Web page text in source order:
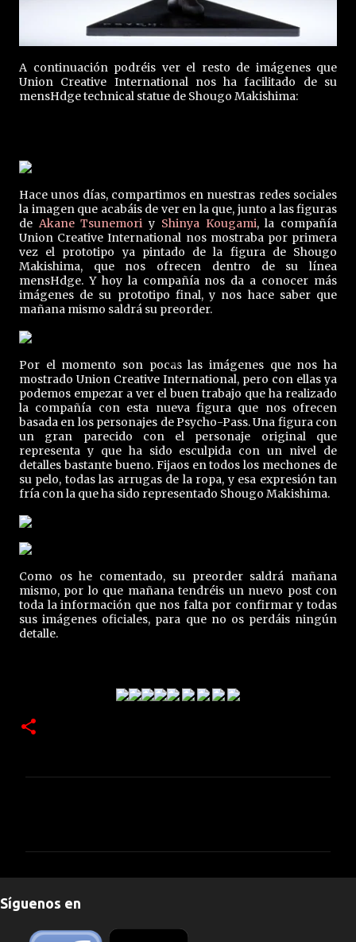
A continuación podréis ver el resto de imágenes que
Union Creative International nos ha facilitado de su
mensHdge technical statue de Shougo Makishima:
Hace unos días, compartimos en nuestras redes sociales
la imagen que acabáis de ver en la que, junto a las figuras
de Akane Tsunemori y Shinya Kougami, la compañía
Union Creative International nos mostraba por primera
vez el prototipo ya pintado de la figura de Shougo
Makishima, que nos ofrecen dentro de su línea
mensHdge. Y hoy la compañía nos da a conocer más
imágenes de su prototipo final, y nos hace saber que
mañana mismo saldrá su preorder.
Por el momento son pocas las imágenes que nos ha
mostrado Union Creative International, pero con ellas ya
podemos empezar a ver el buen trabajo que ha realizado
la compañía con esta nueva figura que nos ofrecen
basada en los personajes de Psycho-Pass. Una figura con
un gran parecido con el personaje original que
representa y que ha sido esculpida con un nivel de
detalles bastante bueno. Fijaos en todos los mechones de
su pelo, todas las arrugas de la ropa, y esa expresión tan
fría con la que ha sido representado Shougo Makishima.
Como os he comentado, su preorder saldrá mañana
mismo, por lo que mañana tendréis un nuevo post con
toda la información que nos falta por confirmar y todas
sus imágenes oficiales, para que no os perdáis ningún
detalle.
t
a
Síguenos en